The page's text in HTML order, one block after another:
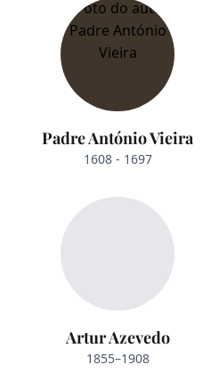
Padre António Vieira
1608 - 1697
Artur Azevedo
1855–1908